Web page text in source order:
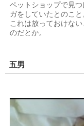
ペットショップで見
ガをしていたとのこと
これは放っておけな
のだとか。
五男